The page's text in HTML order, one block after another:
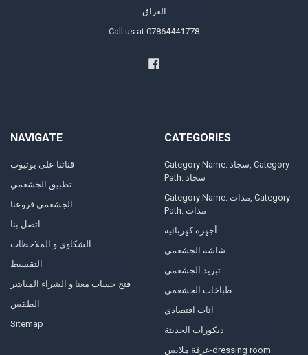
العراق
Call us at 07864441778
NAVIGATE
قناتنا على يوتيوب
تطبيق الجشعمي
الجشعمي فروعنا
اتصل بنا
الشكاوي و الملاحظات
التقسيط
فتح حساب معنا و الشراء المباشر
الطقس
Sitemap
CATEGORIES
Category Name: سجاد, Category
Path: سجاد
Category Name: مدات, Category
Path: مدات
أجهزة كهربائية
شاشة الجشعمي
تبريد الجشعمي
طباخات الجشعمي
اثاث اقتصادي
ديكورات الحديثة
غرفة ملابس-dressing room